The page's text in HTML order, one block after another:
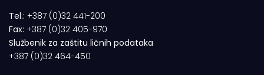
Tel.: +387 (0)32 441-200
Fax: +387 (0)32 405-970
Službenik za zaštitu ličnih podataka
+387 (0)32 464-450